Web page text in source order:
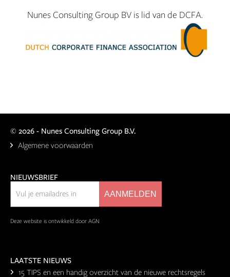
Nunes Consulting Group BV is lid van de DCFA.
© 2026 - Nunes Consulting Group B.V.
Algemene voorwaarden
NIEUWSBRIEF
Deze website is ontwikkeld door AGN
LAATSTE NIEUWS
15 TIPS en een handig overzicht van de nieuwe rechtsregels